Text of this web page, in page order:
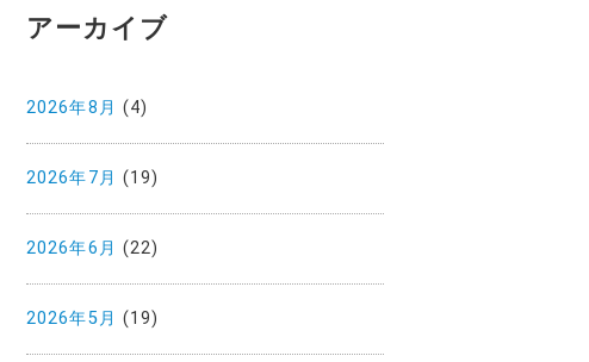
アーカイブ
2026年8月 (4)
2026年7月 (19)
2026年6月 (22)
2026年5月 (19)